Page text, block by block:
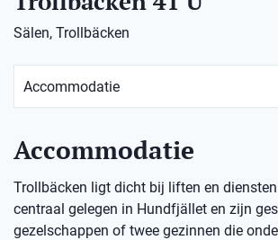
Sälen, Trollbäcken
Accommodatie
Trollbäcken ligt dicht bij liften en
centraal gelegen in Hundfjället en zijn
gezelschappen of twee gezinnen die